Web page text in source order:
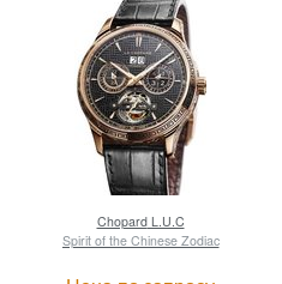
ChopardL.U.C
Spirit of the Chinese Zodiac